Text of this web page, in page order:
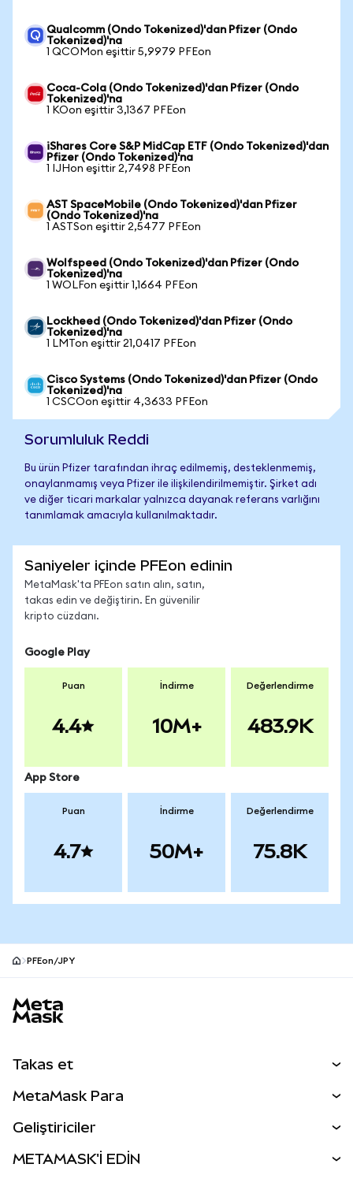
Qualcomm (Ondo Tokenized)'dan Pfizer (Ondo
Tokenized)'na
1 QCOMon eşittir 5,9979 PFEon
Coca-Cola (Ondo Tokenized)'dan Pfizer (Ondo
Tokenized)'na
1 KOon eşittir 3,1367 PFEon
iShares Core S&P MidCap ETF (Ondo Tokenized)'dan
Pfizer (Ondo Tokenized)'na
1 IJHon eşittir 2,7498 PFEon
AST SpaceMobile (Ondo Tokenized)'dan Pfizer
(Ondo Tokenized)'na
1 ASTSon eşittir 2,5477 PFEon
Wolfspeed (Ondo Tokenized)'dan Pfizer (Ondo
Tokenized)'na
1 WOLFon eşittir 1,1664 PFEon
Lockheed (Ondo Tokenized)'dan Pfizer (Ondo
Tokenized)'na
1 LMTon eşittir 21,0417 PFEon
Cisco Systems (Ondo Tokenized)'dan Pfizer (Ondo
Tokenized)'na
1 CSCOon eşittir 4,3633 PFEon
Sorumluluk Reddi
Bu ürün Pfizer tarafından ihraç edilmemiş, desteklenmemiş,
onaylanmamış veya Pfizer ile ilişkilendirilmemiştir. Şirket adı
ve diğer ticari markalar yalnızca dayanak referans varlığını
tanımlamak amacıyla kullanılmaktadır.
Saniyeler içinde PFEon edinin
MetaMask'ta PFEon satın alın, satın,
takas edin ve değiştirin. En güvenilir
kripto cüzdanı.
Google Play
Puan
4.4
İndirme
10M+
Değerlendirme
483.9K
App Store
Puan
4.7
İndirme
50M+
Değerlendirme
75.8K
PFEon/JPY
Takas et
Perps
RWA'lar
MetaMask Para
Geliştiriciler
METAMASK'İ EDİN